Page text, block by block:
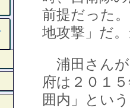
前提だった
地攻撃」だ
浦田さんが
府は２０１
囲内」とい